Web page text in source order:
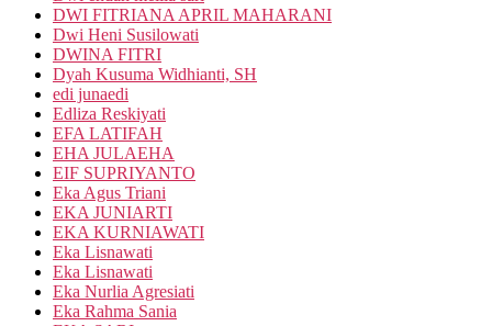
DWI FITRIANA APRIL MAHARANI
Dwi Heni Susilowati
DWINA FITRI
Dyah Kusuma Widhianti, SH
edi junaedi
Edliza Reskiyati
EFA LATIFAH
EHA JULAEHA
EIF SUPRIYANTO
Eka Agus Triani
EKA JUNIARTI
EKA KURNIAWATI
Eka Lisnawati
Eka Lisnawati
Eka Nurlia Agresiati
Eka Rahma Sania